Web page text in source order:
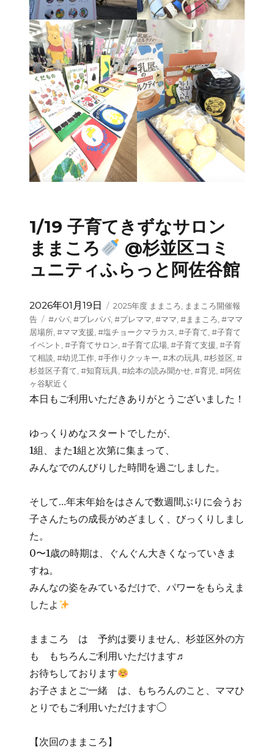
1/19 子育てきずなサロン
ままころ
@杉並区コミ
ュニティふらっと阿佐谷館
投
稿
日:
2026年01月19日
カ
テ
ゴ
リ
ー
2025年度 ままころ
ままころ開催報
告
タ
グ
#パパ, #プレパパ, #プレママ #ママ #ままころ #ママ
居場所, #ママ支援 #塩チョークマラカス #子育て #子育て
イベント #子育てサロン #子育て広場, #子育て支援 #子育
て相談 #幼児工作, #手作りクッキー #木の玩具, #杉並区 #
杉並区子育て #知育玩具, #絵本の読み聞かせ, #育児 #阿佐
ヶ谷駅近く
本日もご利用いただきありがとうございました！
ゆっくりめなスタートでしたが、
1組、また1組と次第に集まって、
みんなでのんびりした時間を過ごしました。
そして…年末年始をはさんで数週間ぶりに会うお
子さんたちの成長がめざましく、びっくりしまし
た。
0〜1歳の時期は、ぐんぐん大きくなっていきま
すね。
みんなの姿をみているだけで、パワーをもらえま
したよ
ままころ は 予約は要りません、杉並区外の方
も もちろんご利用いただけます♬
お待ちしております
お子さまとご一緒 は、もちろんのこと、ママひ
とりでもご利用いただけます◯
【次回のままころ】